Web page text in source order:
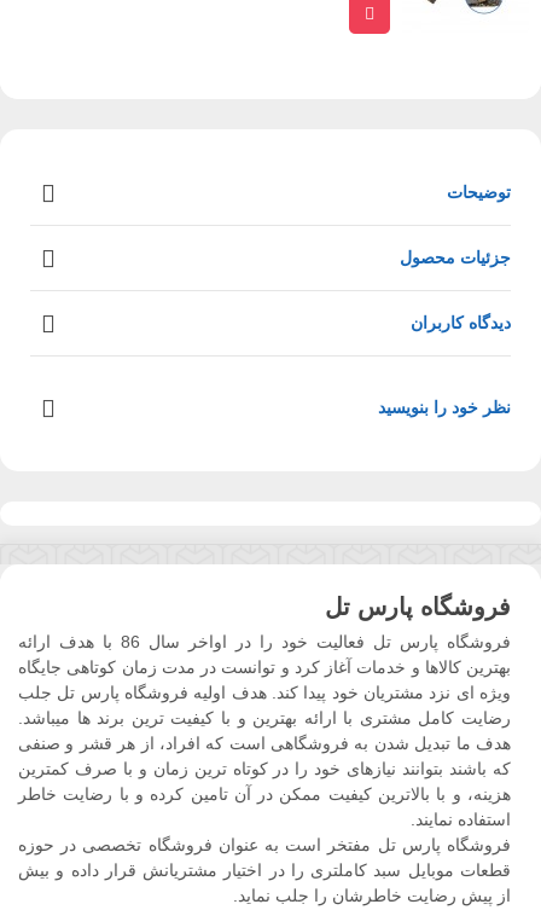
توضیحات
جزئیات محصول
دیدگاه کاربران
نظر خود را بنویسید
فروشگاه پارس تل
فروشگاه پارس تل فعالیت خود را در اواخر سال 86 با هدف ارائه
بهترین کالاها و خدمات آغاز کرد و توانست در مدت زمان کوتاهی جایگاه
ویژه ای نزد مشتریان خود پیدا کند. هدف اولیه فروشگاه پارس تل جلب
رضایت کامل مشتری با ارائه بهترین و با کیفیت ترین برند ها میباشد.
هدف ما تبدیل شدن به فروشگاهی است که افراد، از هر قشر و صنفی
که باشند بتوانند نیازهای خود را در کوتاه ترین زمان و با صرف کمترین
هزینه، و با بالاترین کیفیت ممکن در آن تامین کرده و با رضایت خاطر
استفاده نمایند.
فروشگاه پارس تل مفتخر است به عنوان فروشگاه تخصصی در حوزه
قطعات موبایل سبد کاملتری را در اختیار مشتریانش قرار داده و بیش
از پیش رضایت خاطرشان را جلب نماید.